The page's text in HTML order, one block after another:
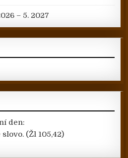
– 5. 2027
den:
slovo. (Žl 105,42)